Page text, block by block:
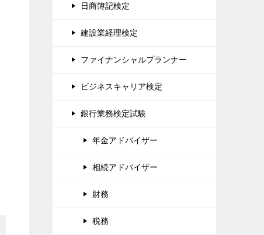
日商簿記検定
建設業経理検定
ファイナンシャルプランナー
ビジネスキャリア検定
銀行業務検定試験
年金アドバイザー
相続アドバイザー
財務
税務